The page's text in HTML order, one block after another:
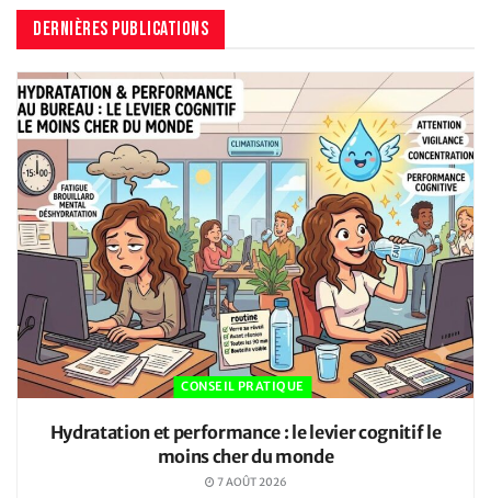
DERNIÈRES PUBLICATIONS
CONSEIL PRATIQUE
Hydratation et performance : le levier cognitif le
moins cher du monde
7 AOÛT 2026